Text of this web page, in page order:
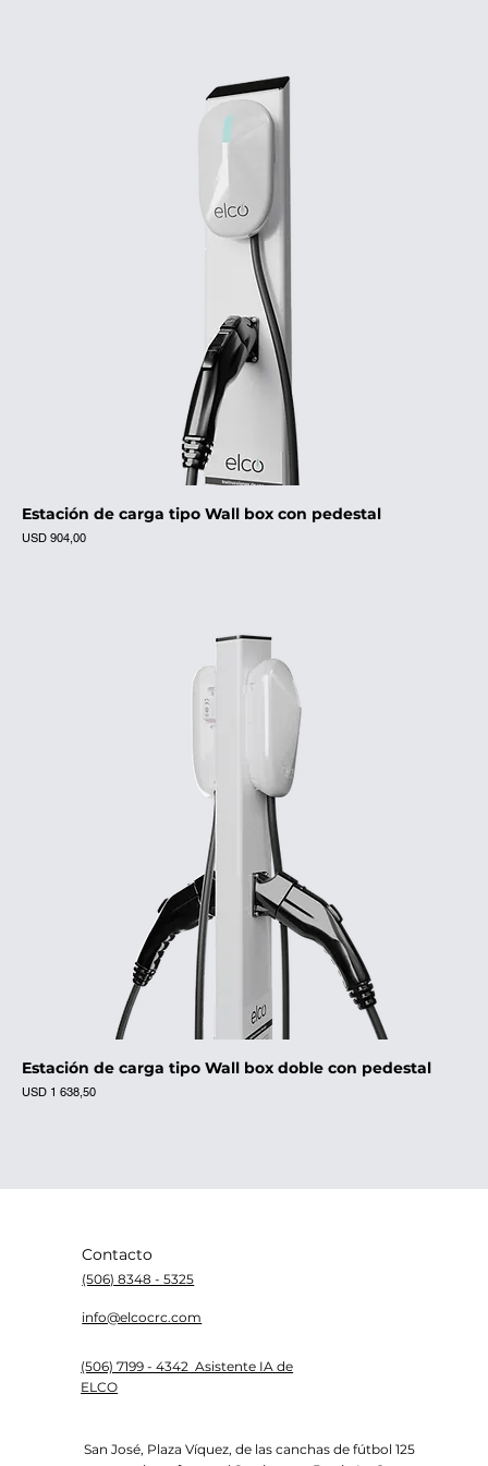
Estación de carga tipo Wall box con pedestal
Precio
USD 904,00
Estación de carga tipo Wall box doble con pedestal
Precio
USD 1 638,50
info@elcocrc.com
Contacto
(506) 8348 - 5325
(506) 7199 - 4342 Asistente IA de
ELCO
San José, Plaza Víquez, de las canchas de fútbol 125